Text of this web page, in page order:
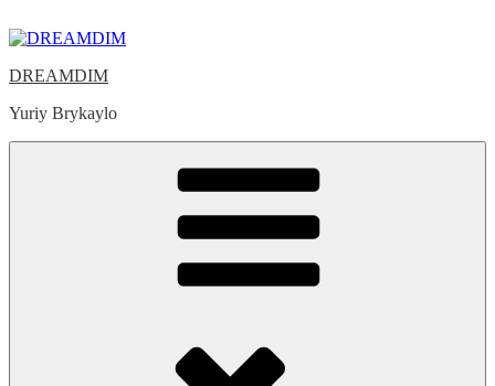
to
DREAMDIM
Yuriy Brykaylo